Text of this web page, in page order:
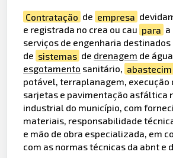
Contratação de empresa
e registrada no crea ou cau para a
serviços de engenharia destinados
de sistemas de drenagem de
esgotamento sanitário, abastecim
potável, terraplanagem, execução
sarjetas e pavimentação asfáltica
industrial do município, com
materiais, responsabilidade
e mão de obra especializada, em
com as normas técnicas da abnt e